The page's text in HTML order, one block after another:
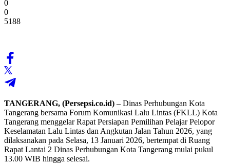
0
0
5188
TANGERANG, (Persepsi.co.id) – Dinas Perhubungan Kota
Tangerang bersama Forum Komunikasi Lalu Lintas (FKLL) Kota
Tangerang menggelar Rapat Persiapan Pemilihan Pelajar Pelopor
Keselamatan Lalu Lintas dan Angkutan Jalan Tahun 2026, yang
dilaksanakan pada Selasa, 13 Januari 2026, bertempat di Ruang
Rapat Lantai 2 Dinas Perhubungan Kota Tangerang mulai pukul
13.00 WIB hingga selesai.